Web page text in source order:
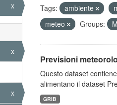
x
x
x
Tags: ambiente
meteo
Groups:
Previsioni
Questo dataset
alimentano il dataset
GRIB